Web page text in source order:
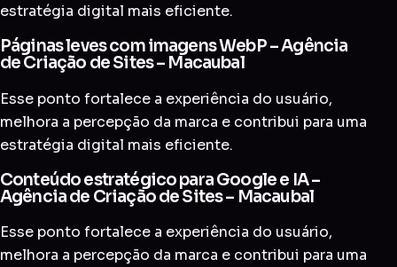
estratégia digital mais eficiente.
Páginas leves com imagens WebP – Agência
de Criação de Sites – Macaubal
Esse ponto fortalece a experiência do usuário,
melhora a percepção da marca e contribui para uma
estratégia digital mais eficiente.
Conteúdo estratégico para Google e IA –
Agência de Criação de Sites – Macaubal
Esse ponto fortalece a experiência do usuário,
melhora a percepção da marca e contribui para uma